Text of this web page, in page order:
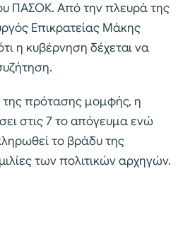
ΠΑΣΟΚ. Από την πλευρά της
Επικρατείας Μάκης
η κυβέρνηση δέχεται να
πρότασης μομφής, η
στις 7 το απόγευμα ενώ
το βράδυ της
των πολιτικών αρχηγών.